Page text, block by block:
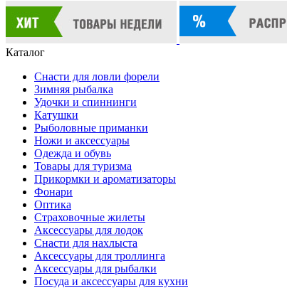
Каталог
Снасти для ловли форели
Зимняя рыбалка
Удочки и спиннинги
Катушки
Рыболовные приманки
Ножи и аксессуары
Одежда и обувь
Товары для туризма
Прикормки и ароматизаторы
Фонари
Оптика
Страховочные жилеты
Аксессуары для лодок
Снасти для нахлыста
Аксессуары для троллинга
Аксессуары для рыбалки
Посуда и аксессуары для кухни